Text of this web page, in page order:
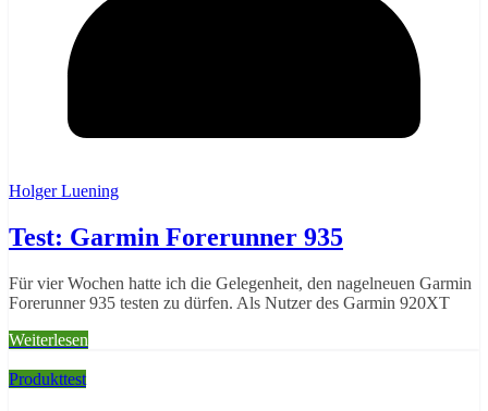
Holger Luening
Test: Garmin Forerunner 935
Für vier Wochen hatte ich die Gelegenheit, den nagelneuen Garmin
Forerunner 935 testen zu dürfen. Als Nutzer des Garmin 920XT
Weiterlesen
Produkttest